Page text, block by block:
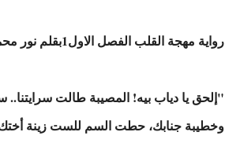
رواية مهجة القلب الفصل الاول1بقلم نور محمد
"إلحق يا دياب بيه! المصيبة طالت
وخطيبة جنابك، حطت السم للست زينة أختك